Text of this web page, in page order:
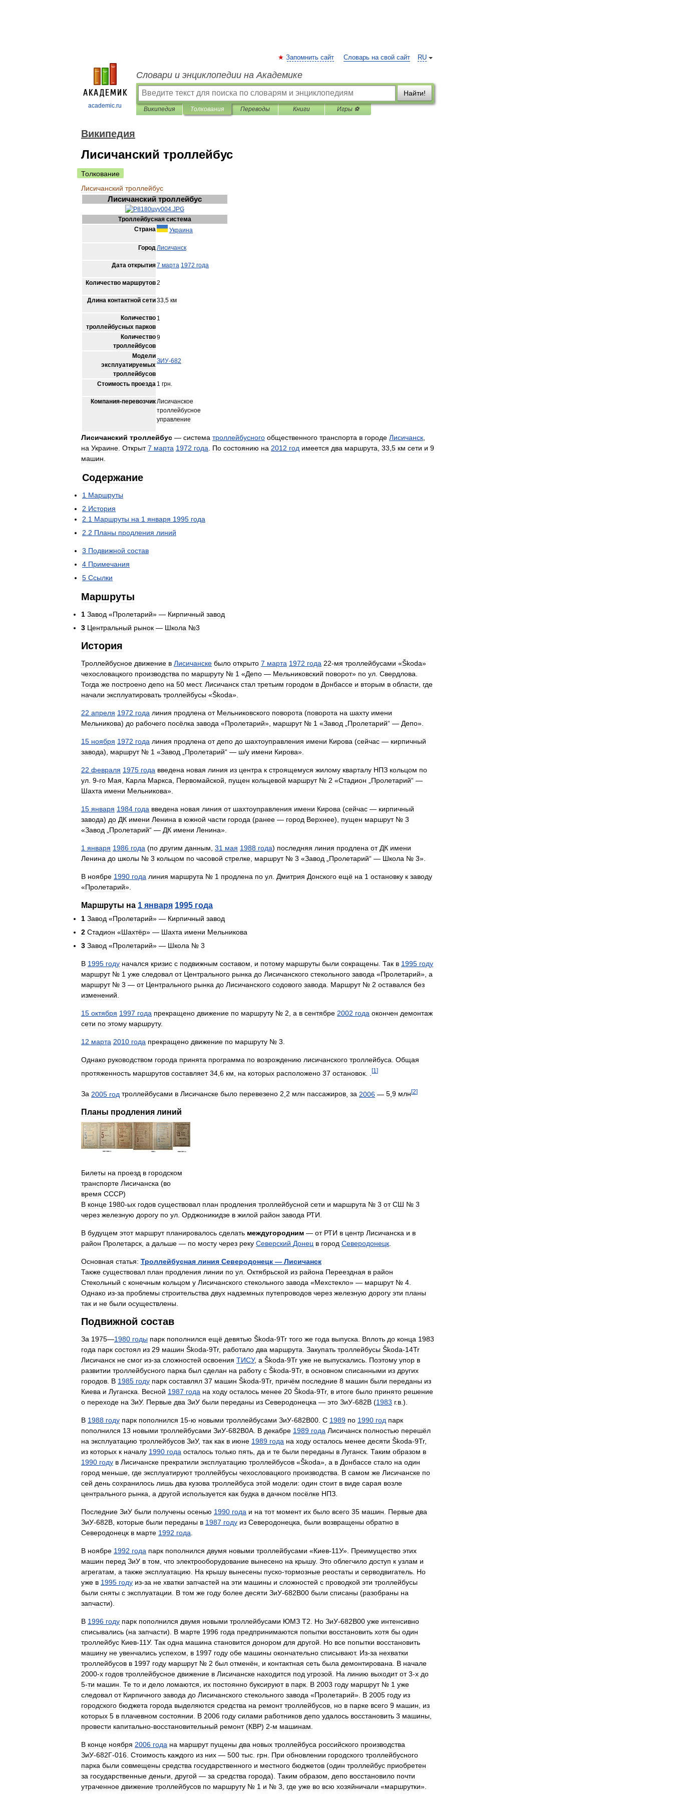
academic.ru
RU
Запомнить сайт Словарь на свой сайт
Словари и энциклопедии на Академике
Найти!
Википедия Толкования Переводы Книги Игры ⚽
Википедия
Лисичанский троллейбус
Толкование
Лисичанский троллейбус
Лисичанский троллейбус
Троллейбусная система
Страна
Украина
ГородЛисичанск
Дата открытия7 марта 1972 года
Количество маршрутов2
Длина контактной сети33,5 км
Количество
троллейбусных парков
1
Количество
троллейбусов
9
Модели
эксплуатируемых
троллейбусов
ЗИУ-682
Стоимость проезда 1 грн.
Компания-перевозчикЛисичанское
троллейбусное
управление
Лисичанский троллейбус — система троллейбусного общественного транспорта в городе Лисичанск
на Украине Открыт 7 марта 1972 года По состоянию на 2012 год имеется два маршрута 33 5 км сети и 9
машин
Содержание
1 Маршруты
2 История
2 1 Маршруты на 1 января 1995 года
2 2 Планы продления линий
3 Подвижной состав
4 Примечания
5 Ссылки
Маршруты
1 Завод «Пролетарий» — Кирпичный завод
3 Центральный рынок — Школа №3
История
Троллейбусное движение в Лисичанске было открыто 7 марта 1972 года 22-мя троллейбусами «Škoda»
чехословацкого производства по маршруту № 1 «Депо — Мельниковский поворот» по ул Свердлова
Тогда же построено депо на 50 мест. Лисичанск стал третьим городом в Донбассе и вторым в области
где
начали эксплуатировать троллейбусы «Škoda».
22 апреля 1972 года линия продлена от Мельниковского поворота (поворота на шахту имени
Мельникова) до рабочего посёлка завода «Пролетарий», маршрут№ 1 «Завод Пролетарий“ — Депо».
15 ноября 1972 года линия продлена от депо до шахтоуправления имени Кирова (сейчас — кирпичный
завода), маршрут№ 1 «Завод Пролетарий“ — ш/у имени Кирова».
22 февраля 1975 года введена новая линия из центра к строящемуся жилому кварталу НПЗ кольцом по
ул 9-го Мая Карла Маркса Первомайской пущен кольцевой маршрут№ 2 «Стадион Пролетарий“ —
Шахта имени Мельникова».
15 января 1984 года введена новая линия от шахтоуправления имени Кирова (сейчас — кирпичный
завода) до ДК имени Ленина в южной части города (ранее — город Верхнее), пущен маршрут№ 3
«Завод Пролетарий“ — ДК имени Ленина».
1 января 1986 года (по другим данным 31 мая 1988 года) последняя линия продлена от ДК имени
Ленина до школы № 3 кольцом по часовой стрелке маршрут№ 3 «Завод Пролетарий“ — Школа № 3».
В ноябре 1990 года линия маршрута № 1 продлена по ул Дмитрия Донского ещё на 1 остановку к заводу
«Пролетарий».
Маршруты на 1 января 1995 года
1 Завод «Пролетарий» — Кирпичный завод
2 Стадион «Шахтёр» — Шахта имени Мельникова
3 Завод «Пролетарий» — Школа № 3
В 1995 году начался кризис с подвижным составом и потому маршруты были сокращены Так в 1995 году
маршрут№ 1 уже следовал от Центрального рынка до Лисичанского стекольного завода «Пролетарий», а
маршрут№ 3 — от Центрального рынка до Лисичанского содового завода Маршрут№ 2 оставался без
изменений
15 октября 1997 года прекращено движение по маршруту № 2 а в сентябре 2002 года окончен демонтаж
сети по этому маршруту.
12 марта 2010 года прекращено движение по маршруту № 3
Однако руководством города принята программа по возрождению лисичанского троллейбуса Oбщая
протяженность маршрутов составляет 34 6 км на которых расположено 37 остановок [1 ]
За 2005 год троллейбусами в Лисичанске было перевезено 2 2 млн пассажиров за 2006 — 5 9 млн[2]
Планы продления линий
Билеты на проезд в городском
транспорте Лисичанска (во
время СССР)
В конце 1980-ых годов существовал план продления троллейбусной сети и маршрута № 3 от СШ № 3
через железную дорогу по ул Орджоникидзе в жилой район завода РТИ
В будущем этот маршрут планировалось сделать междугородним — от РТИ в центр Лисичанска и в
район Пролетарск а дальше — по мосту через реку Северский Донец в город Северодонецк
Основная статья: Троллейбусная линия Северодонецк — Лисичанск
Также существовал план продления линии по ул Октябрьской из района Переездная в район
Стекольный с конечным кольцом у Лисичанского стекольного завода «Мехстекло» — маршрут№ 4
Однако из-за проблемы строительства двух надземных путепроводов через железную дорогу эти планы
так и не были осуществлены
Подвижной состав
За 1975—1980 годы парк пополнился ещё девятью Škoda-9Tr того же года выпуска Вплоть до конца 1983
года парк состоял из 29 машин Škoda-9Tr, работало два маршрута Закупать троллейбусы Škoda-14Tr
Лисичанск не смог из-за сложностей освоения ТИСУ, а Škoda-9Tr уже не выпускались Поэтому упор в
развитии троллейбусного парка был сделан на работу с Škoda-9Tr, в основном списанными из других
городов В 1985 году парк составлял 37 машин Škoda-9Tr, причём последние 8 машин были переданы из
Киева и Луганска Весной 1987 года на ходу осталось менее 20 Škoda-9Tr, в итоге было принято решение
о переходе на ЗиУ. Первые два ЗиУ были переданы из Северодонецка — это ЗиУ-682В (1983 г.в .).
В 1988 году парк пополнился 15-ю новыми троллейбусами ЗиУ-682В00 С 1989 по 1990 год парк
пополнился 13 новыми троллейбусами ЗиУ-682В0А В декабре 1989 года Лисичанск полностью перешёл
на эксплуатацию троллейбусов ЗиУ, так как в июне 1989 года на ходу осталось менее десяти Škoda-9Tr,
из которых к началу 1990 года осталось только пять да и те были переданы в Луганск Таким образом в
1990 году в Лисичанске прекратили эксплуатацию троллейбусов «Škoda», а в Донбассе стало на один
город меньше где эксплуатируют троллейбусы чехословацкого производства В самом же Лисичанске по
сей день сохранилось лишь два кузова троллейбуса этой модели: один стоит в виде сарая возле
центрального рынка а другой используется как будка в дачном посёлке НПЗ
Последние ЗиУ были получены осенью 1990 года и на тот момент их было всего 35 машин Первые два
ЗиУ-682В которые были переданы в 1987 году из Северодонецка были возвращены обратно в
Северодонецк в марте 1992 года
В ноябре 1992 года парк пополнился двумя новыми троллейбусами «Киев-11У». Преимущество этих
машин перед ЗиУ в том что электрооборудование вынесено на крышу. Это облегчило доступ к узлам и
агрегатам а также эксплуатацию На крышу вынесены пуско-тормозные реостаты и серводвигатель Но
уже в 1995 году из-за не хватки запчастей на эти машины и сложностей с проводкой эти троллейбусы
были сняты с эксплуатации В том же году более десяти ЗиУ-682В00 были списаны (разобраны на
запчасти).
В 1996 году парк пополнился двумя новыми троллейбусами ЮМЗ Т2 Но ЗиУ-682В00 уже интенсивно
списывались (на запчасти). В марте 1996 года предпринимаются попытки восстановить хотя бы один
троллейбус Киев-11У. Так одна машина становится донором для другой Но все попытки восстановить
машину не увенчались успехом в 1997 году обе машины окончательно списывают. Из-за нехватки
троллейбусов в 1997 году маршрут№ 2 был отменён и контактная сеть была демонтирована В начале
2000-х годов троллейбусное движение в Лисичанске находится под угрозой На линию выходит от 3-х до
5-ти машин Те то и дело ломаются их постоянно буксируют в парк В 2003 году маршрут№ 1 уже
следовал от Кирпичного завода до Лисичанского стекольного завода «Пролетарий». В 2005 году из
городского бюджета города выделяются средства на ремонт троллейбусов но в парке всего 9 машин
из
которых 5 в плачевном состоянии В 2006 году силами работников депо удалось восстановить 3 машины
провести капитально-восстановительный ремонт(КВР) 2-м машинам
В конце ноября 2006 года на маршрут пущены два новых троллейбуса российского производства
ЗиУ-682Г-016 Стоимость каждого из них — 500 тыс грн При обновлении городского троллейбусного
парка были совмещены средства государственного и местного бюджетов (один троллейбус приобретен
за государственные деньги другой — за средства города). Таким образом депо восстановило почти
утраченное движение троллейбусов по маршруту № 1 и № 3 где уже во всю хозяйничали «маршрутки».